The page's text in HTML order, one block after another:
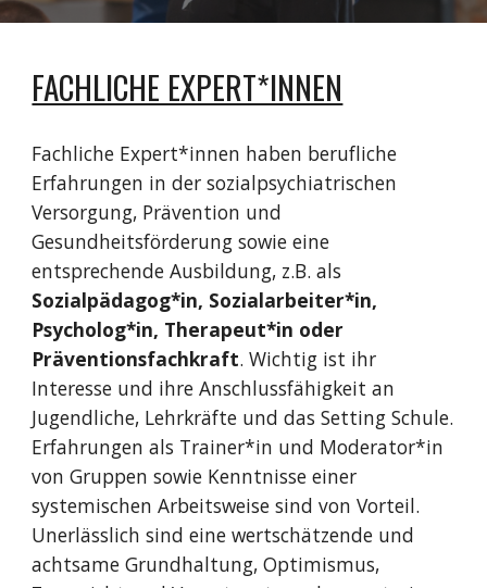
FACHLICHE EXPERT*INNEN
Fachliche Expert*innen haben berufliche
Erfahrungen in der sozialpsychiatrischen
Versorgung, Prävention und
Gesundheitsförderung sowie eine
Sozialpädagog*in, Sozialarbeiter*in,
Psycholog*in, Therapeut*in oder
Präventionsfachkraft. Wichtig ist ihr
Interesse und ihre Anschlussfähigkeit an
Jugendliche, Lehrkräfte und das Setting Schule.
Erfahrungen als Trainer*in und Moderator*in
von Gruppen sowie Kenntnisse einer
systemischen Arbeitsweise sind von Vorteil.
Unerlässlich sind eine wertschätzende und
achtsame Grundhaltung, Optimismus,